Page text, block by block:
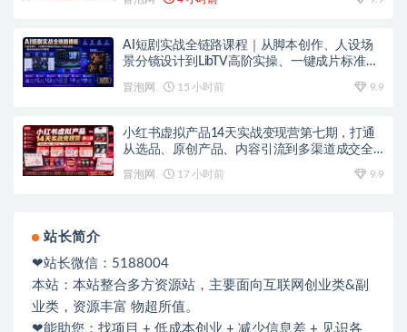
AI短剧实战全链路课程｜从脚本创作、人设场
景分镜设计到LibTV高阶实操、一键成片标准化
冒泡网 15 小时前 9.9
小红书虚拟产品14天实战变现营第七期，打通
从选品、原创产品、内容引流到多渠道成交全
冒泡网 17 小时前 9.9
站长简介
❤站长微信：5188004
本站：本站整合多方资源站，主要面向互联网创业类&副
业类，资源丰富 物超所值。
❤能助您：找项目 + 低成本创业 + 减少信息差 + 见识各